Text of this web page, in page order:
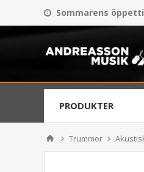
Sommarens
PRODUKTER
Trummor